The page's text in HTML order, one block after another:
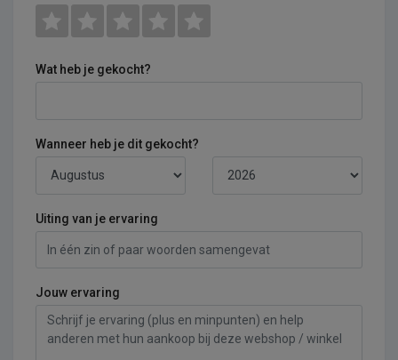
Wat heb je gekocht?
Wanneer heb je dit gekocht?
Uiting van je ervaring
Jouw ervaring